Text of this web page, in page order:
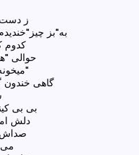
ز دست
به"بز
کدوم
حوالی
میخونه "بوم بوم" ه "جان لی هوکر"
گاهی
"بی بی
دلش
می